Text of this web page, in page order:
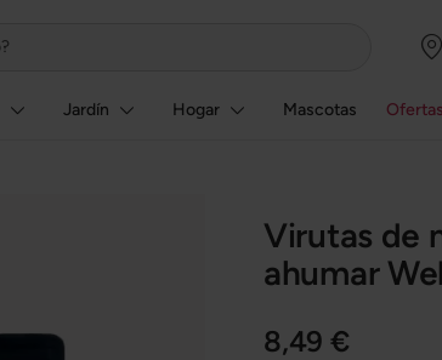
Jardín Hogar Mascotas Ofertas
Virutas de
ahumar
8,49 €